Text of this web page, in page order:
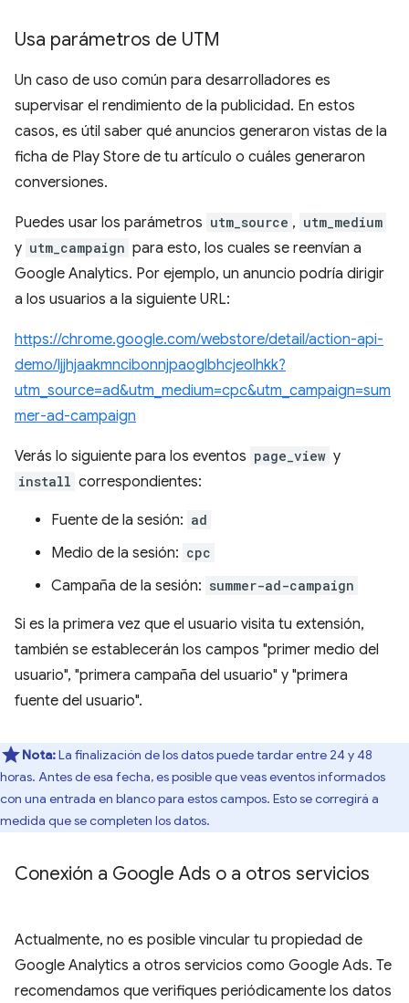
Usa parámetros de UTM
Un caso de uso común para desarrolladores es
supervisar el rendimiento de la publicidad. En estos
casos, es útil saber qué anuncios generaron vistas de la
ficha de Play Store de tu artículo o cuáles generaron
conversiones.
Puedes usar los parámetros utm_source , utm_medium
y utm_campaign para esto, los cuales se reenvían a
Google Analytics. Por ejemplo, un anuncio podría dirigir
a los usuarios a la siguiente URL:
https://chrome.google.com/webstore/detail/action-api-
demo/ljjhjaakmncibonnjpaoglbhcjeolhkk?
utm_source=ad&utm_medium=cpc&utm_campaign=sum
mer-ad-campaign
Verás lo siguiente para los eventos page_view y
install correspondientes:
Fuente de la sesión: ad
Medio de la sesión: cpc
Campaña de la sesión: summer-ad-campaign
Si es la primera vez que el usuario visita tu extensión,
también se establecerán los campos "primer medio del
usuario", "primera campaña del usuario" y "primera
fuente del usuario".
Nota:La finalización de los datos puede tardar entre 24 y 48
horas. Antes de esa fecha, es posible que veas eventos informados
con una entrada en blanco para estos campos. Esto se corregirá a
medida que se completen los datos.
Conexión a Google Ads o a otros servicios
Actualmente, no es posible vincular tu propiedad de
Google Analytics a otros servicios como Google Ads. Te
recomendamos que verifiques periódicamente los datos